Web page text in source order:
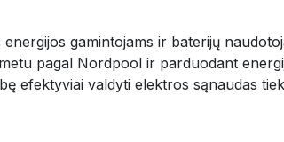
gamintojams ir baterijų
pagal Nordpool ir parduodant
efektyviai valdyti elektros sąnaudas